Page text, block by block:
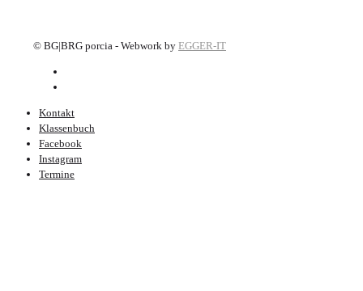
© BG|BRG porcia - Webwork by EGGER-IT
Kontakt
Klassenbuch
Facebook
Instagram
Termine